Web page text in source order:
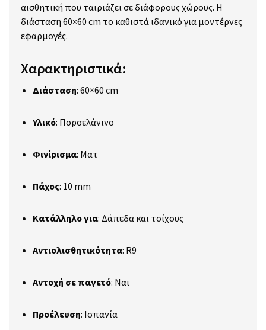
αισθητική που ταιριάζει σε διάφορους χώρους. Η
διάσταση 60×60 cm το καθιστά ιδανικό για μοντέρνες
εφαρμογές.
Χαρακτηριστικά:
Διάσταση: 60×60 cm
Υλικό: Πορσελάνινο
Φινίρισμα: Ματ
Πάχος: 10 mm
Κατάλληλο για: Δάπεδα και τοίχους
Αντιολισθητικότητα: R9
Αντοχή σε παγετό: Ναι
Προέλευση: Ισπανία